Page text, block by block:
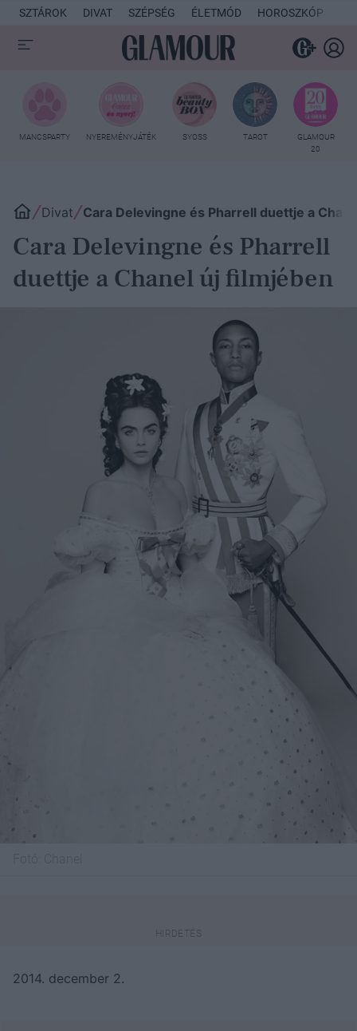
SZTÁROK DIVAT SZÉPSÉG ÉLETMÓD HOROSZKÓP
MANCSPARTY NYEREMÉNYJÁTÉK SYOSS TAROT
GLAMOUR
20
Divat Cara Delevingne és Pharrell duettje a
Cara Delevingne és Pharrell
duettje a Chanel új filmjében
2014. december 2.